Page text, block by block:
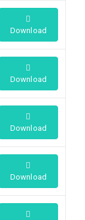
Download
Download
Download
Download